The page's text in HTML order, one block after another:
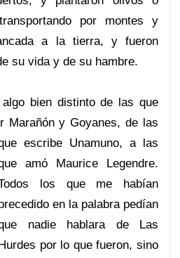
por montes y
a la tierra, y fueron
su vida y de su hambre.
bien distinto de las que
Marañón y Goyanes, de las
escribe Unamuno, a las
amó Maurice Legendre.
los que me habían
en la palabra pedían
nadie hablara de Las
por lo que fueron, sino